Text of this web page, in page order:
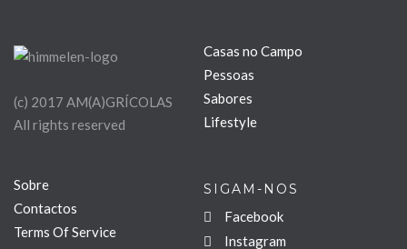
(c) 2017 AM(A)GRÍCOLAS
All rights reserved
Casas no Campo
Pessoas
Sabores
Lifestyle
Sobre
Contactos
Terms Of Service
SIGAM-NOS
Facebook
Instagram